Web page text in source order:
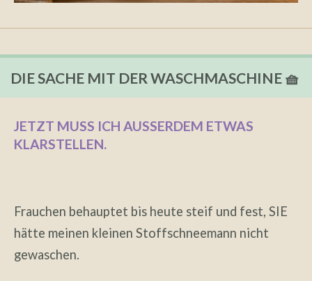
DIE SACHE MIT DER WASCHMASCHINE 🧺
JETZT MUSS ICH AUSSERDEM ETWAS K
LARSTELLEN.
Frauchen behauptet bis heute steif und fest, SIE
hätte meinen kleinen Stoffschneemann nicht
gewaschen.